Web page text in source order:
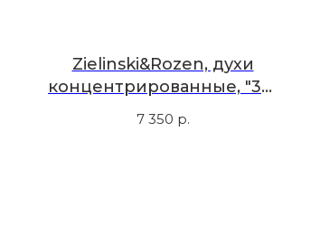
Zielinski&Rozen, духи
концентрированные, "33"
нероли, пачули, мед,
амбра, 50 мл
7 350 р.